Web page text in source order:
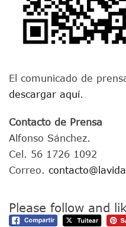
El comunicado de
descargar aquí.
Contacto de Prensa
Alfonso Sánchez.
Cel. 56 1726 1092
Correo.
Please follow and